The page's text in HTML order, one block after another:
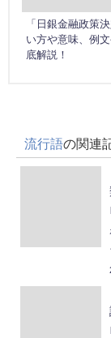
「日銀金融政策
い方や意味、例
底解説！
流行語の関連